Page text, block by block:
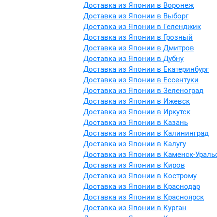
Доставка из Японии в Воронеж
Доставка из Японии в Выборг
Доставка из Японии в Геленджик
Доставка из Японии в Грозный
Доставка из Японии в Дмитров
Доставка из Японии в Дубну
Доставка из Японии в Екатеринбург
Доставка из Японии в Ессентуки
Доставка из Японии в Зеленоград
Доставка из Японии в Ижевск
Доставка из Японии в Иркутск
Доставка из Японии в Казань
Доставка из Японии в Калининград
Доставка из Японии в Калугу
Доставка из Японии в Каменск-
Доставка из Японии в Киров
Доставка из Японии в Кострому
Доставка из Японии в Краснодар
Доставка из Японии в Красноярск
Доставка из Японии в Курган